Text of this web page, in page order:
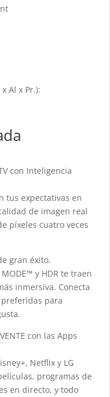
Al x Pr.):
con Inteligencia
tus expectativas en
de imagen real
píxeles cuatro veces
gran éxito.
y HDR te traen
inmersiva. Conecta
para
con las Apps
Netflix y LG
programas de
en directo, y todo